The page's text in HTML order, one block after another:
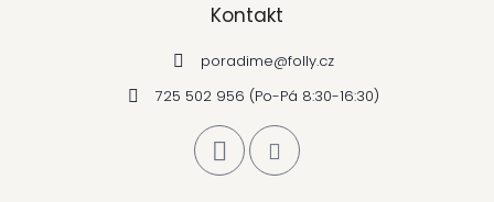
Kontakt
poradime@folly.cz
725 502 956 (Po-Pá 8:30-16:30)